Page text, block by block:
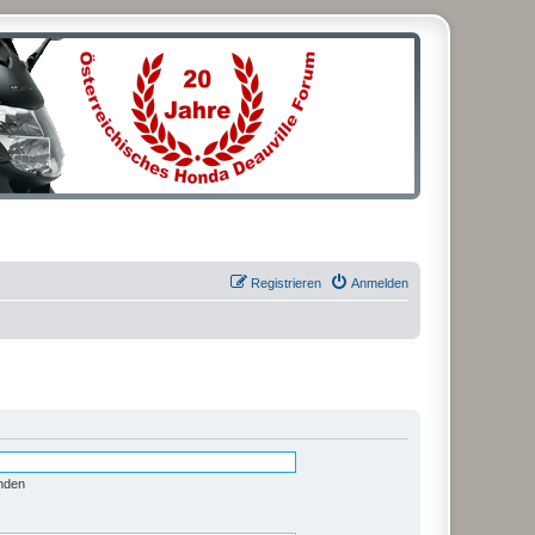
Anmelden
Registrieren